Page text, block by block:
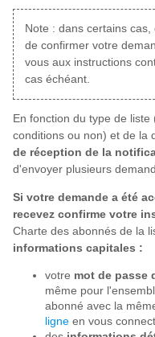
Note : dans certains
de confirmer votre
vous aux instructions
cas échéant.
En fonction du type de
conditions ou non) et de la
de réception de la
d'envoyer plusieurs
Si votre demande a été
recevez confirme votre
Charte des abonnés de la
informations capitales :
votre mot de passe
même pour
abonné avec la
ligne en vous